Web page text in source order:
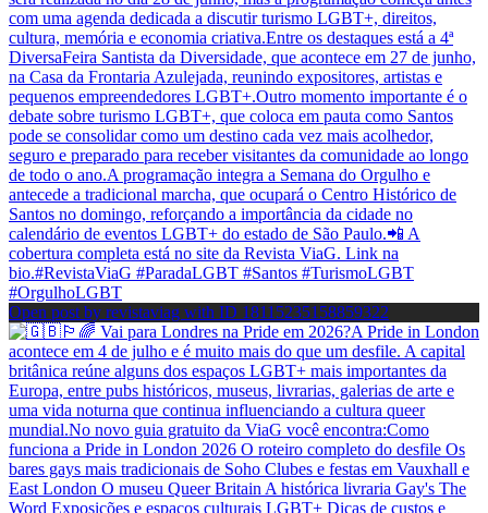
Open post by revistaviag with ID 18115235158859322